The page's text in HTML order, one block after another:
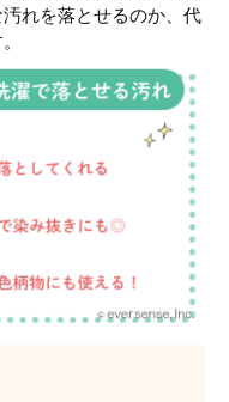
れを落とせるのか、代